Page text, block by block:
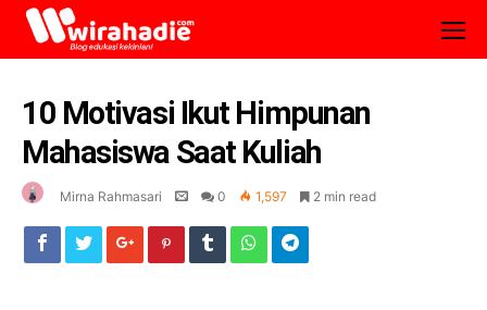
10 Motivasi Ikut Himpunan
Mahasiswa Saat Kuliah
Mirna Rahmasari 0 1,597 2 min read